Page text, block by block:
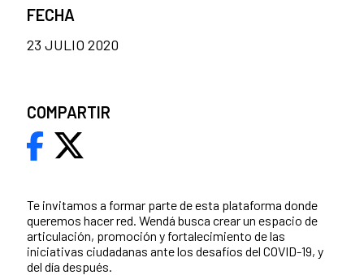
Te invitamos a formar parte de esta plataforma donde
queremos hacer red. Wendá busca crear un espacio de
articulación, promoción y fortalecimiento de las
iniciativas ciudadanas ante los desafíos del COVID-19, y
del día después.
FECHA
23 JULIO 2020
COMPARTIR